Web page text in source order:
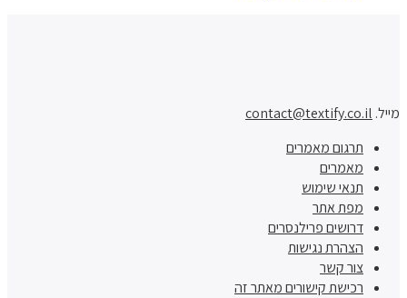
מייל. contact@textify.co.il
תרגום מאמרים
מאמרים
תנאי שימוש
מפת אתר
דרושים פרילנסרים
הצהרת נגישות
צור קשר
רכישת קישורים מאתר זה